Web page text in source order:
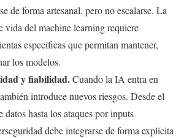
de forma artesanal, pero no escalarse. La
vida del machine learning requiere
específicas que permitan mantener,
los modelos.
y fiabilidad.Cuando la IA entra en
introduce nuevos riesgos. Desde el
datos hasta los ataques por inputs
debe integrarse de forma explícita